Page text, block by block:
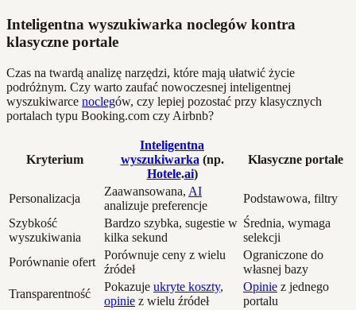
Inteligentna wyszukiwarka noclegów kontra
klasyczne portale
Czas na twardą analizę narzędzi, które mają ułatwić życie
podróżnym. Czy warto zaufać nowoczesnej inteligentnej
wyszukiwarce noclegów, czy lepiej pozostać przy klasycznych
portalach typu Booking.com czy Airbnb?
Kryterium
Inteligentna
wyszukiwarka (np.
Hotele.ai)
Klasyczne portale
Personalizacja
Zaawansowana, AI
analizuje preferencje
Podstawowa, filtry
Szybkość
wyszukiwania
Bardzo szybka, sugestie w
kilka sekund
Średnia, wymaga
selekcji
Porównanie ofert
Porównuje ceny z wielu
źródeł
Ograniczone do
własnej bazy
Transparentność
Pokazuje ukryte koszty,
opinie z wielu źródeł
Opinie z jednego
portalu